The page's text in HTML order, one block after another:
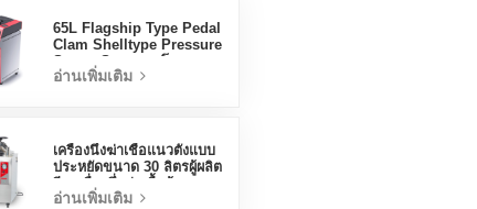
65L Flagship Type Pedal
Clam Shelltype Pressure
Steam Steamer โรงงาน
ขายตรงโรงงานในประเทศ
อ่านเพิ่มเติม
เครื่องนึ่งฆ่าเชื้อแนวตั้งแบบ
ประหยัดขนาด 30 ลิตรผู้ผลิต
จีนเครื่องนึ่งฆ่าเชื้อด้วยแรง
ดัน
อ่านเพิ่มเติม